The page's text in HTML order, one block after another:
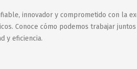
innovador y comprometido con la
Conoce cómo podemos trabajar
y eficiencia.